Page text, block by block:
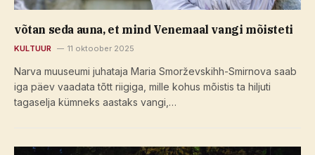
võtan seda auna, et mind Venemaal vangi mõisteti
KULTUUR 11 oktoober 2025
Narva muuseumi juhataja Maria Smorževskihh-Smirnova saab
iga päev vaadata tõtt riigiga, mille kohus mõistis ta hiljuti
tagaselja kümneks aastaks vangi,…